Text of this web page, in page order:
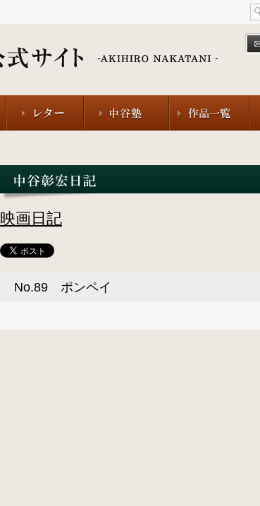
映画日記
No.89 ポンペイ